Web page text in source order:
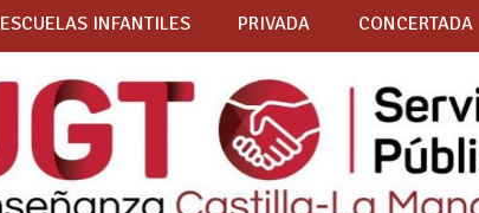
ESCUELAS INFANTILES PRIVADA CONCERTADA